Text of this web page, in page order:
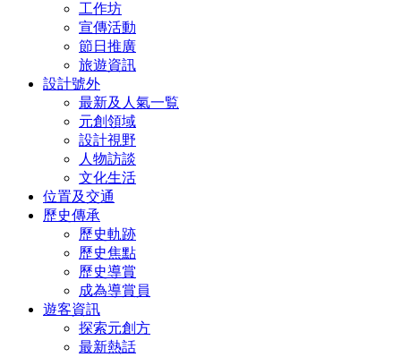
工作坊
宣傳活動
節日推廣
旅遊資訊
設計號外
最新及人氣一覧
元創領域
設計視野
人物訪談
文化生活
位置及交通
歷史傳承
歷史軌跡
歷史焦點
歷史導賞
成為導賞員
遊客資訊
探索元創方
最新熱話